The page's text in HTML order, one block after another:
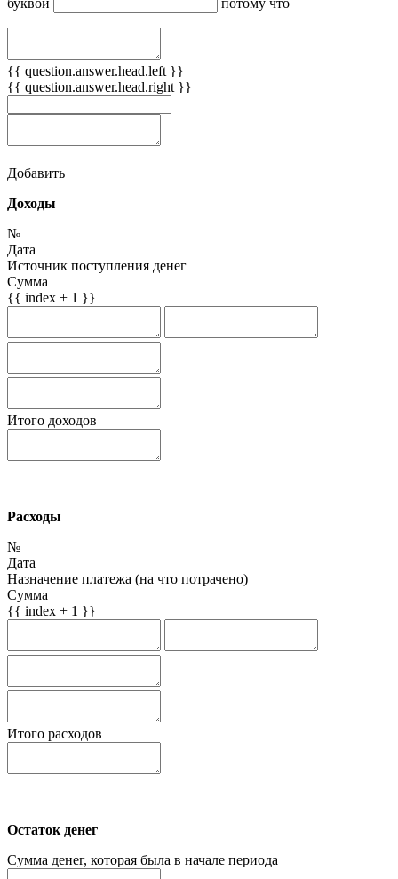
буквой потому что
{{ question.answer.head.left }}
{{ question.answer.head.right }}
Добавить
Доходы
№
Дата
Источник поступления денег
Сумма
{{ index + 1 }}
Итого доходов
Расходы
№
Дата
Назначение платежа (на что потрачено)
Сумма
{{ index + 1 }}
Итого расходов
Остаток денег
Сумма денег, которая была в начале периода